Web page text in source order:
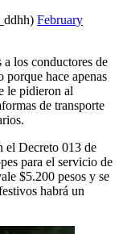
February
a los conductores de
hace apenas
le pidieron al
de transporte
el Decreto 013 de
para el servicio de
$5.200 pesos y se
habrá un